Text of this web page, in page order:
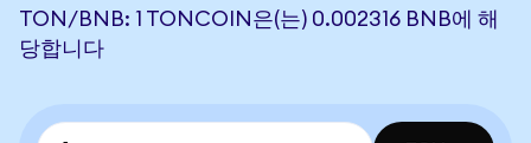
TON/BNB: 1 TONCOIN은(는) 0.002316 BNB에 해
당합니다